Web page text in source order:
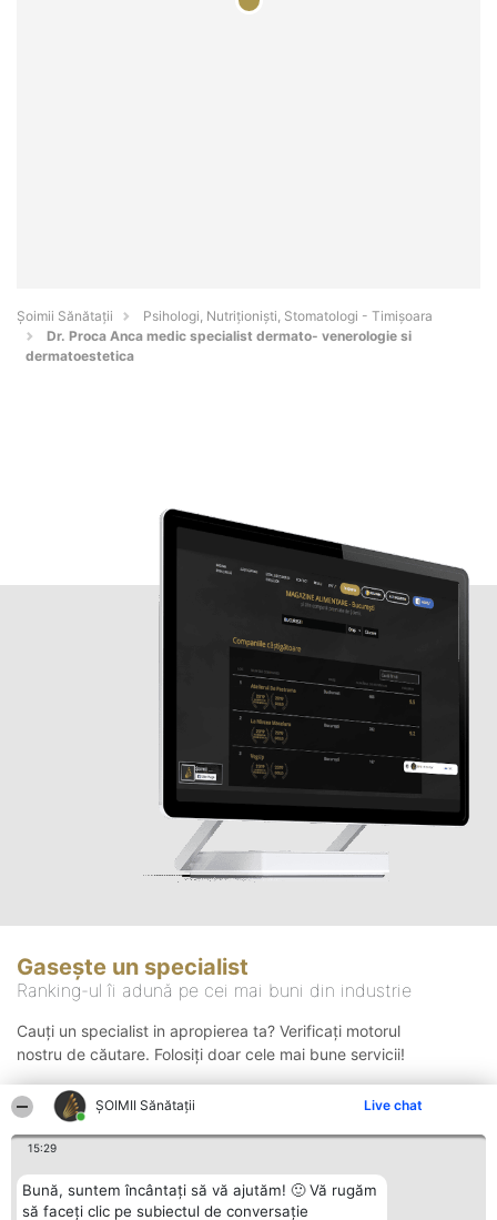
ŞOIMII Sănătații Live chat
15:29
Bună, suntem încântați să vă ajutăm! 🙂 Vă rugăm
să faceți clic pe subiectul de conversație
Şoimii Sănătații
Psihologi, Nutriționiști, Stomatologi - Timişoara
Dr. Proca Anca medic specialist dermato- venerologie si
dermatoestetica
Gasește un specialist
Ranking-ul îi adună pe cei mai buni din industrie
Cauți un specialist in apropierea ta? Verificați motorul
nostru de căutare. Folosiți doar cele mai bune servicii!